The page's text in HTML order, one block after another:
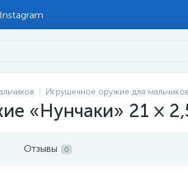
Игрушечное оружие для мальчиков
«Нунчаки» 21 ×
Отзывы 0